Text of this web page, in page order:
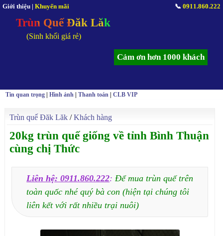
Giới thiệu | Khuyến mãi 📞 0911.860.222
Trùn Quế Đăk Lăk
(Sinh khối giá rẻ)
Cảm ơn hơn 1000 khách
Tin quan trọng |Hình ảnh |Thanh toán |CLB VIP
Trùn quế Đăk Lăk /Khách hàng
20kg trùn quế giống về tỉnh Bình Thuận
cùng chị Thức
Liên hệ: 0911.860.222:Để mua trùn quế trên
toàn quốc nhé quý bà con (hiện tại chúng tôi
liên kết với rất nhiều trại nuôi)